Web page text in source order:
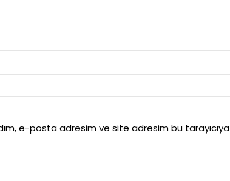
e-posta adresim ve site adresim bu tarayıcıya